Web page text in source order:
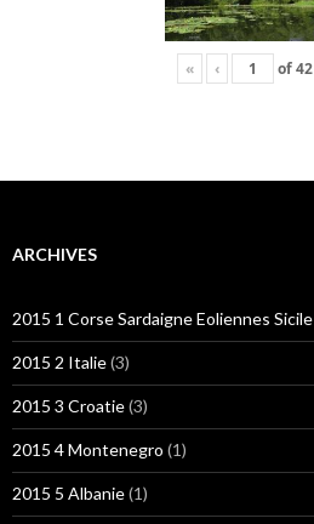
« ‹ of42
ARCHIVES
2015 1 Corse Sardaigne Eoliennes Sicile
2015 2 Italie(3)
2015 3 Croatie(3)
2015 4 Montenegro (1)
2015 5 Albanie(1)